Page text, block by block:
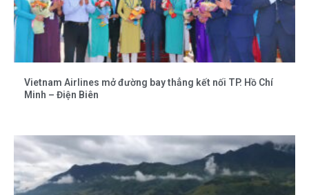
Vietnam Airlines mở đường bay thẳng kết nối TP. Hồ Chí
Minh – Điện Biên